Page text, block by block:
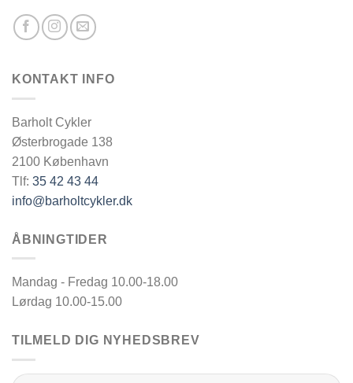
KONTAKT INFO
Barholt Cykler
Østerbrogade 138
2100 København
Tlf: 35 42 43 44
info@barholtcykler.dk
ÅBNINGTIDER
Mandag - Fredag 10.00-18.00
Lørdag 10.00-15.00
TILMELD DIG NYHEDSBREV